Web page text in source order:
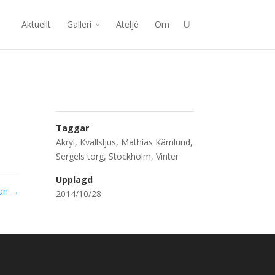
Aktuellt Galleri Ateljé Om
→
Taggar
Akryl, Kvällsljus, Mathias Kärnlund,
Sergels torg, Stockholm, Vinter
Upplagd
2014/10/28